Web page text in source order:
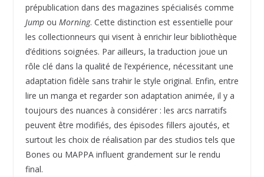
prépublication dans des magazines spécialisés comme
Jumpou Morning. Cette distinction est essentielle pour
les collectionneurs qui visent à enrichir leur bibliothèque
d’éditions soignées. Par ailleurs, la traduction joue un
rôle clé dans la qualité de l’expérience, nécessitant une
adaptation fidèle sans trahir le style original. Enfin, entre
lire un manga et regarder son adaptation animée, il y a
toujours des nuances à considérer : les arcs narratifs
peuvent être modifiés, des épisodes fillers ajoutés, et
surtout les choix de réalisation par des studios tels que
Bones ou MAPPA influent grandement sur le rendu
final.